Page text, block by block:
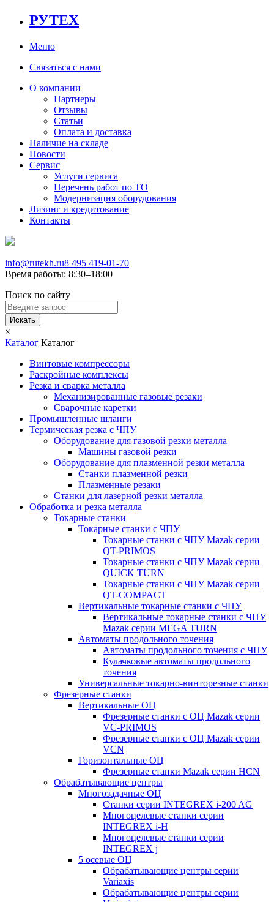
РУТЕХ
Меню
Связаться с нами
О компании
Партнеры
Отзывы
Статьи
Оплата и доставка
Наличие на складе
Новости
Сервис
Услуги сервиса
Перечень работ по ТО
Модернизация оборудования
Лизинг и кредитование
Контакты
info@rutekh.ru8 495 419-01-70
Время работы: 8:30–18:00
Поиск по сайту
Искать
×
Каталог Каталог
Винтовые компрессоры
Раскройные комплексы
Резка и сварка металла
Механизированные газовые резаки
Сварочные каретки
Промышленные шланги
Термическая резка с ЧПУ
Оборудование для газовой резки металла
Машины газовой резки
Оборудование для плазменной резки металла
Станки плазменной резки
Плазменные резаки
Станки для лазерной резки металла
Обработка и резка металла
Токарные станки
Токарные станки с ЧПУ
Токарные станки с ЧПУ Mazak серии
QT-PRIMOS
Токарные станки с ЧПУ Mazak серии
QUICK TURN
Токарные станки с ЧПУ Mazak серии
QT-COMPACT
Вертикальные токарные станки с ЧПУ
Вертикальные токарные станки с ЧПУ
Mazak серии MEGA TURN
Автоматы продольного точения
Автоматы продольного точения с ЧПУ
Кулачковые автоматы продольного
точения
Универсальные токарно-винторезные станки
Фрезерные станки
Вертикальные ОЦ
Фрезерные станки с ОЦ Mazak серии
VC-PRIMOS
Фрезерные станки с ОЦ Mazak серии
VCN
Горизонтальные ОЦ
Фрезерные станки Mazak серии HCN
Обрабатывающие центры
Многозадачные ОЦ
Cтанки серии INTEGREX i-200 AG
Многоцелевые станки серии
INTEGREX i-H
Многоцелевые станки серии
INTEGREX j
5 осевые ОЦ
Обрабатывающие центры серии
Variaxis
Обрабатывающие центры серии